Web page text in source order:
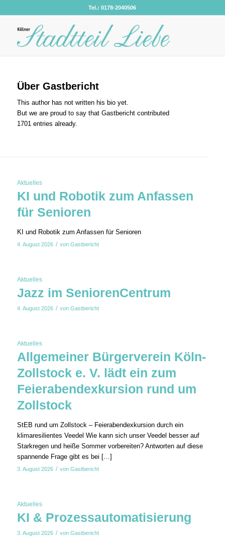
Tel.: 0178-2040506
Über Gastbericht
This author has not written his bio yet.
But we are proud to say that Gastberichtcontributed
1701 entries already.
Aktuelles
KI und Robotik zum Anfassen
für Senioren
KI und Robotik zum Anfassen für Senioren
4. August 2026 / von Gastbericht
Aktuelles
Jazz im SeniorenCentrum
4. August 2026 / von Gastbericht
Aktuelles
Allgemeiner Bürgerverein Köln-
Zollstock e. V. lädt ein zum
Feierabendexkursion rund um
Zollstock
StEB rund um Zollstock – Feierabendexkursion durch ein
klimaresilientes Veedel Wie kann sich unser Veedel besser auf
Starkregen und heiße Sommer vorbereiten? Antworten auf diese
spannende Frage gibt es bei […]
3. August 2026 / von Gastbericht
Aktuelles
KI & Prozessautomatisierung
3. August 2026 / von Gastbericht